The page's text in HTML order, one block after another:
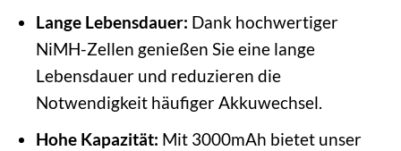
Lange Lebensdauer: Dank hochwertiger
NiMH-Zellen genießen Sie eine lange
Lebensdauer und reduzieren die
Notwendigkeit häufiger Akkuwechsel.
Hohe Kapazität: Mit 3000mAh bietet unser